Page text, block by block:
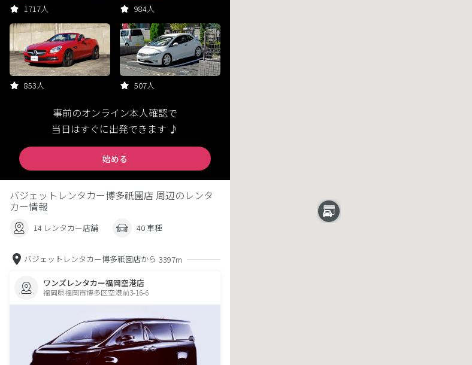
1717人 984人
853人 507人
事前のオンライン本人確認で
当日はすぐに出発できます ♪
始める
バジェットレンタカー博多祇園店 周辺のレンタ
カー情報
14 レンタカー店舗 40 車種
バジェットレンタカー博多祇園店から 3397m
ワンズレンタカー福岡空港店
福岡県福岡市博多区空港前3-16-6